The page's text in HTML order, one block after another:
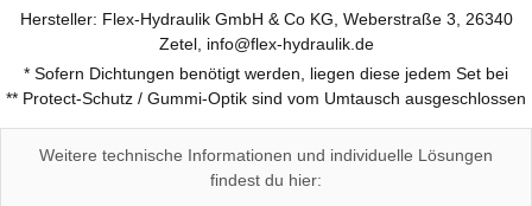
Hersteller: Flex-Hydraulik GmbH & Co KG, Weberstraße 3, 26340
Zetel, info@flex-hydraulik.de
* Sofern Dichtungen benötigt werden, liegen diese jedem Set bei
** Protect-Schutz / Gummi-Optik sind vom Umtausch ausgeschlossen
Weitere technische Informationen und individuelle Lösungen
findest du hier: